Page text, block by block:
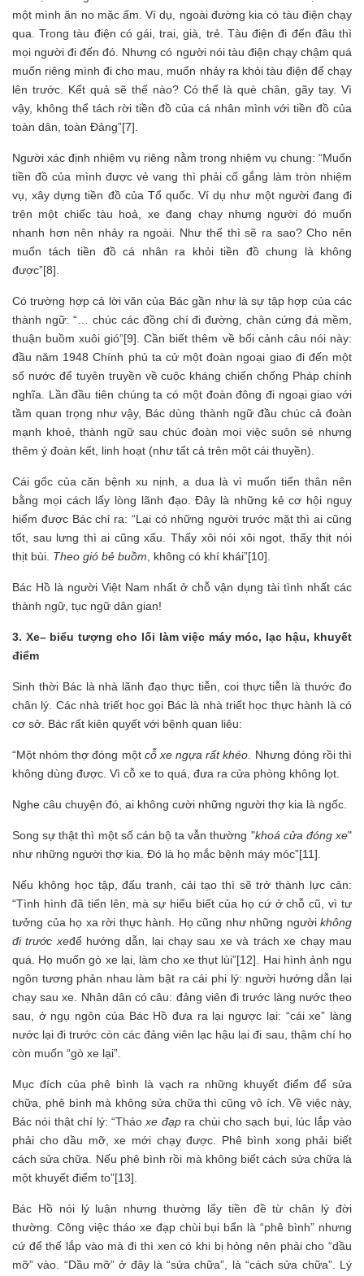
một mình ăn no mặc ấm. Ví dụ, ngoài đường kia có tàu điện chạy
qua. Trong tàu điện có gái, trai, già, trẻ. Tàu điện đi đến đâu thì
mọi người đi đến đó. Nhưng có người nói tàu điện chạy chậm quá
muốn riêng mình đi cho mau, muốn nhảy ra khỏi tàu điện để chạy
lên trước. Kết quả sẽ thế nào? Có thể là què chân, gãy tay. Vì
vậy, không thể tách rời tiền đồ của cá nhân mình với tiền đồ của
toàn dân, toàn Đảng”[7].
Người xác định nhiệm vụ riêng nằm trong nhiệm vụ chung: “Muốn
tiền đồ của mình được vẻ vang thì phải cố gắng làm tròn nhiệm
vụ, xây dựng tiền đồ của Tổ quốc. Ví dụ như một người đang đi
trên một chiếc tàu hoả, xe đang chạy nhưng người đó muốn
nhanh hơn nên nhảy ra ngoài. Như thế thì sẽ ra sao? Cho nên
muốn tách tiền đồ cá nhân ra khỏi tiền đồ chung là không
được”[8].
Có trường hợp cả lời văn của Bác gần như là sự tập hợp của các
thành ngữ: “… chúc các đồng chí đi đường, chân cứng đá mềm,
thuận buồm xuôi gió”[9]. Cần biết thêm về bối cảnh câu nói này:
đầu năm 1948 Chính phủ ta cử một đoàn ngoại giao đi đến một
số nước để tuyên truyền về cuộc kháng chiến chống Pháp chính
nghĩa. Lần đầu tiên chúng ta có một đoàn đông đi ngoại giao với
tầm quan trọng như vậy, Bác dùng thành ngữ đầu chúc cả đoàn
mạnh khoẻ, thành ngữ sau chúc đoàn mọi việc suôn sẻ nhưng
thêm ý đoàn kết, linh hoạt (như tất cả trên một cái thuyền).
Cái gốc của căn bệnh xu nịnh, a dua là vì muốn tiến thân nên
bằng mọi cách lấy lòng lãnh đạo. Đây là những kẻ cơ hội nguy
hiểm được Bác chỉ ra: “Lại có những người trước mặt thì ai cũng
tốt, sau lưng thì ai cũng xấu. Thấy xôi nói xôi ngọt, thấy thịt nói
thịt bùi. Theo gió bẻ buồm, không có khí khái”[10].
Bác Hồ là người Việt Nam nhất ở chỗ vận dụng tài tình nhất các
thành ngữ, tục ngữ dân gian!
3. Xe– biểu tượng cho lối làm việc máy móc, lạc hậu, khuyết
điểm
Sinh thời Bác là nhà lãnh đạo thực tiễn, coi thực tiễn là thước đo
chân lý. Các nhà triết học gọi Bác là nhà triết học thực hành là có
cơ sở. Bác rất kiên quyết với bệnh quan liêu:
“Một nhóm thợ đóng một cỗ xe ngựa rất khéo. Nhưng đóng rồi thì
không dùng được. Vì cỗ xe to quá, đưa ra cửa phòng không lọt.
Nghe câu chuyện đó, ai không cười những người thợ kia là ngốc.
Song sự thật thì một số cán bộ ta vẫn thường "khoá cửa đóng xe"
như những người thợ kia. Đó là họ mắc bệnh máy móc”[11].
Nếu không học tập, đấu tranh, cải tạo thì sẽ trở thành lực cản:
“Tình hình đã tiến lên, mà sự hiểu biết của họ cứ ở chỗ cũ, vì tư
tưởng của họ xa rời thực hành. Họ cũng như những người không
đi trước xeđể hướng dẫn, lại chạy sau xe và trách xe chạy mau
quá. Họ muốn gò xe lại, làm cho xe thụt lùi”[12]. Hai hình ảnh ngụ
ngôn tương phản nhau làm bật ra cái phi lý: người hướng dẫn lại
chạy sau xe. Nhân dân có câu: đảng viên đi trước làng nước theo
sau, ở ngụ ngôn của Bác Hồ đưa ra lại ngược lại: “cái xe” làng
nước lại đi trước còn các đảng viên lạc hậu lại đi sau, thậm chí họ
còn muốn “gò xe lại”.
Mục đích của phê bình là vạch ra những khuyết điểm để sửa
chữa, phê bình mà không sửa chữa thì cũng vô ích. Về việc này,
Bác nói thật chí lý: “Tháoxe đạpra chùi cho sạch bụi, lúc lắp vào
phải cho dầu mỡ, xe mới chạy được. Phê bình xong phải biết
cách sửa chữa. Nếu phê bình rồi mà không biết cách sửa chữa là
một khuyết điểm to”[13].
Bác Hồ nói lý luận nhưng thường lấy tiền đề từ chân lý đời
thường. Công việc tháo xe đạp chùi bụi bẩn là “phê bình” nhưng
cứ để thế lắp vào mà đi thì xen có khi bị hỏng nên phải cho “dầu
mỡ” vào. “Dầu mỡ” ở đây là “sửa chữa”, là “cách sửa chữa”. Lý